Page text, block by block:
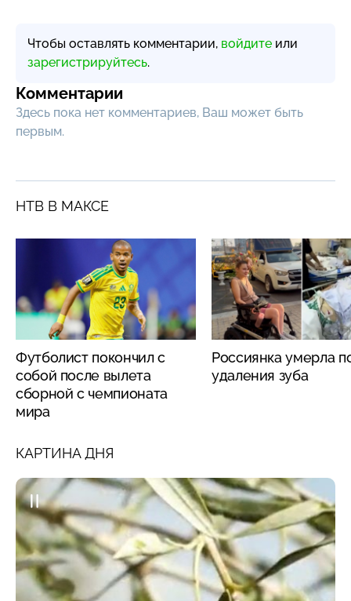
Чтобы оставлять комментарии, войдите или
зарегистрируйтесь.
Комментарии
Здесь пока нет комментариев, Ваш может быть
первым.
НТВ В МАКСЕ
Футболист покончил с
собой после вылета
сборной с чемпионата
мира
Россиянка умерла
удаления зуба
КАРТИНА ДНЯ